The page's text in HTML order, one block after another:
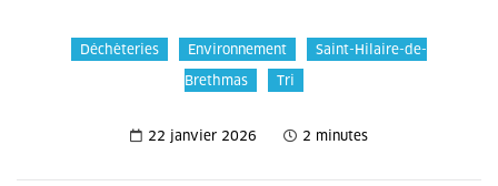
Déchèteries Environnement
Saint-Hilaire-de-
Brethmas
Tri
22 janvier 2026 2 minutes